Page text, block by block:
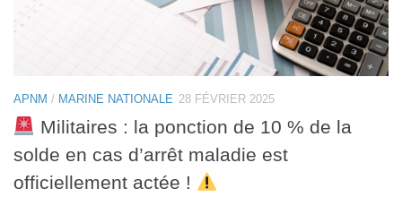
APNM / MARINE NATIONALE 28 FÉVRIER 2025
Militaires : la ponction de 10 % de la
solde en cas d’arrêt maladie est
officiellement actée !